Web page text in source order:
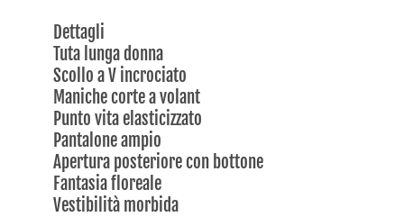
Dettagli
Tuta lunga donna
Scollo a V incrociato
Maniche corte a volant
Punto vita elasticizzato
Pantalone ampio
Apertura posteriore con bottone
Fantasia floreale
Vestibilità morbida